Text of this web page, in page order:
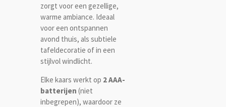
zorgt voor een gezellige,
warme ambiance. Ideaal
voor een ontspannen
avond thuis, als subtiele
tafeldecoratie of in een
stijlvol windlicht.
Elke kaars werkt op 2 AAA-
batterijen (niet
inbegrepen), waardoor ze